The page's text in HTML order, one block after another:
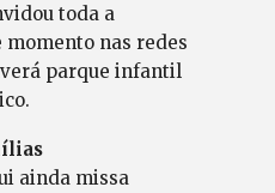
toda a
momento nas redes
parque infantil
ainda missa